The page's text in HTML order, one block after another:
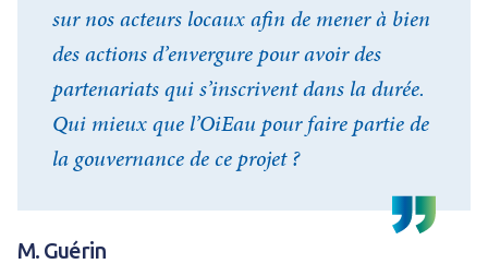
sur nos acteurs locaux afin de mener à bien
des actions d’envergure pour avoir des
partenariats qui s’inscrivent dans la durée.
Qui mieux que l’OiEau pour faire partie de
la gouvernance de ce projet ?
M. Guérin